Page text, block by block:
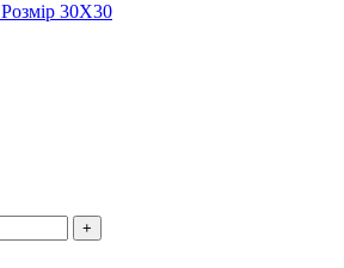
Розмір 30Х30
+